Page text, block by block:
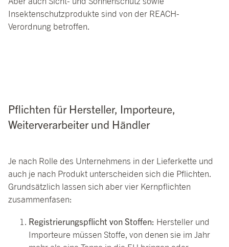
Insektenschutzprodukte sind von der REACH-
Verordnung betroffen.
Pflichten für Hersteller, Importeure,
Weiterverarbeiter und Händler
Je nach Rolle des Unternehmens in der Lieferkette und
auch je nach Produkt unterscheiden sich die Pflichten.
Grundsätzlich lassen sich aber vier Kernpflichten
zusammenfasen:
Registrierungspflicht von Stoffen: Hersteller und
Importeure müssen Stoffe, von denen sie im Jahr